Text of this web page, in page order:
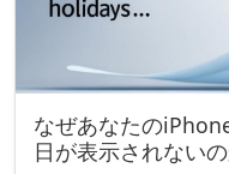
なぜあなたの
日が表示されない